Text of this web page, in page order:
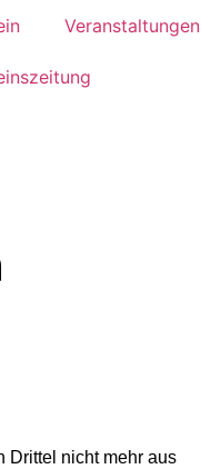
Veranstaltungen
Drittel nicht mehr aus